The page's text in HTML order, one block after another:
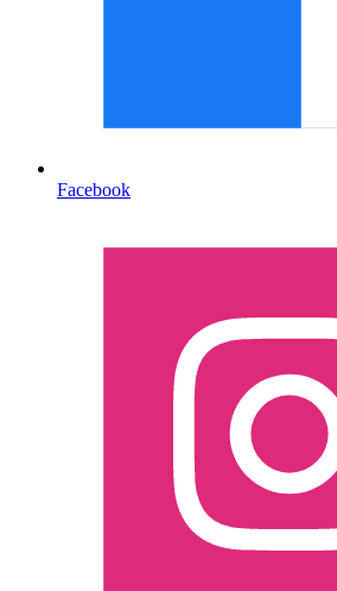
Facebook